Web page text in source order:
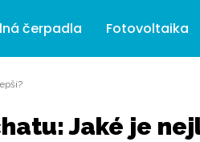
čerpadla Fotovoltaika
Jaké je